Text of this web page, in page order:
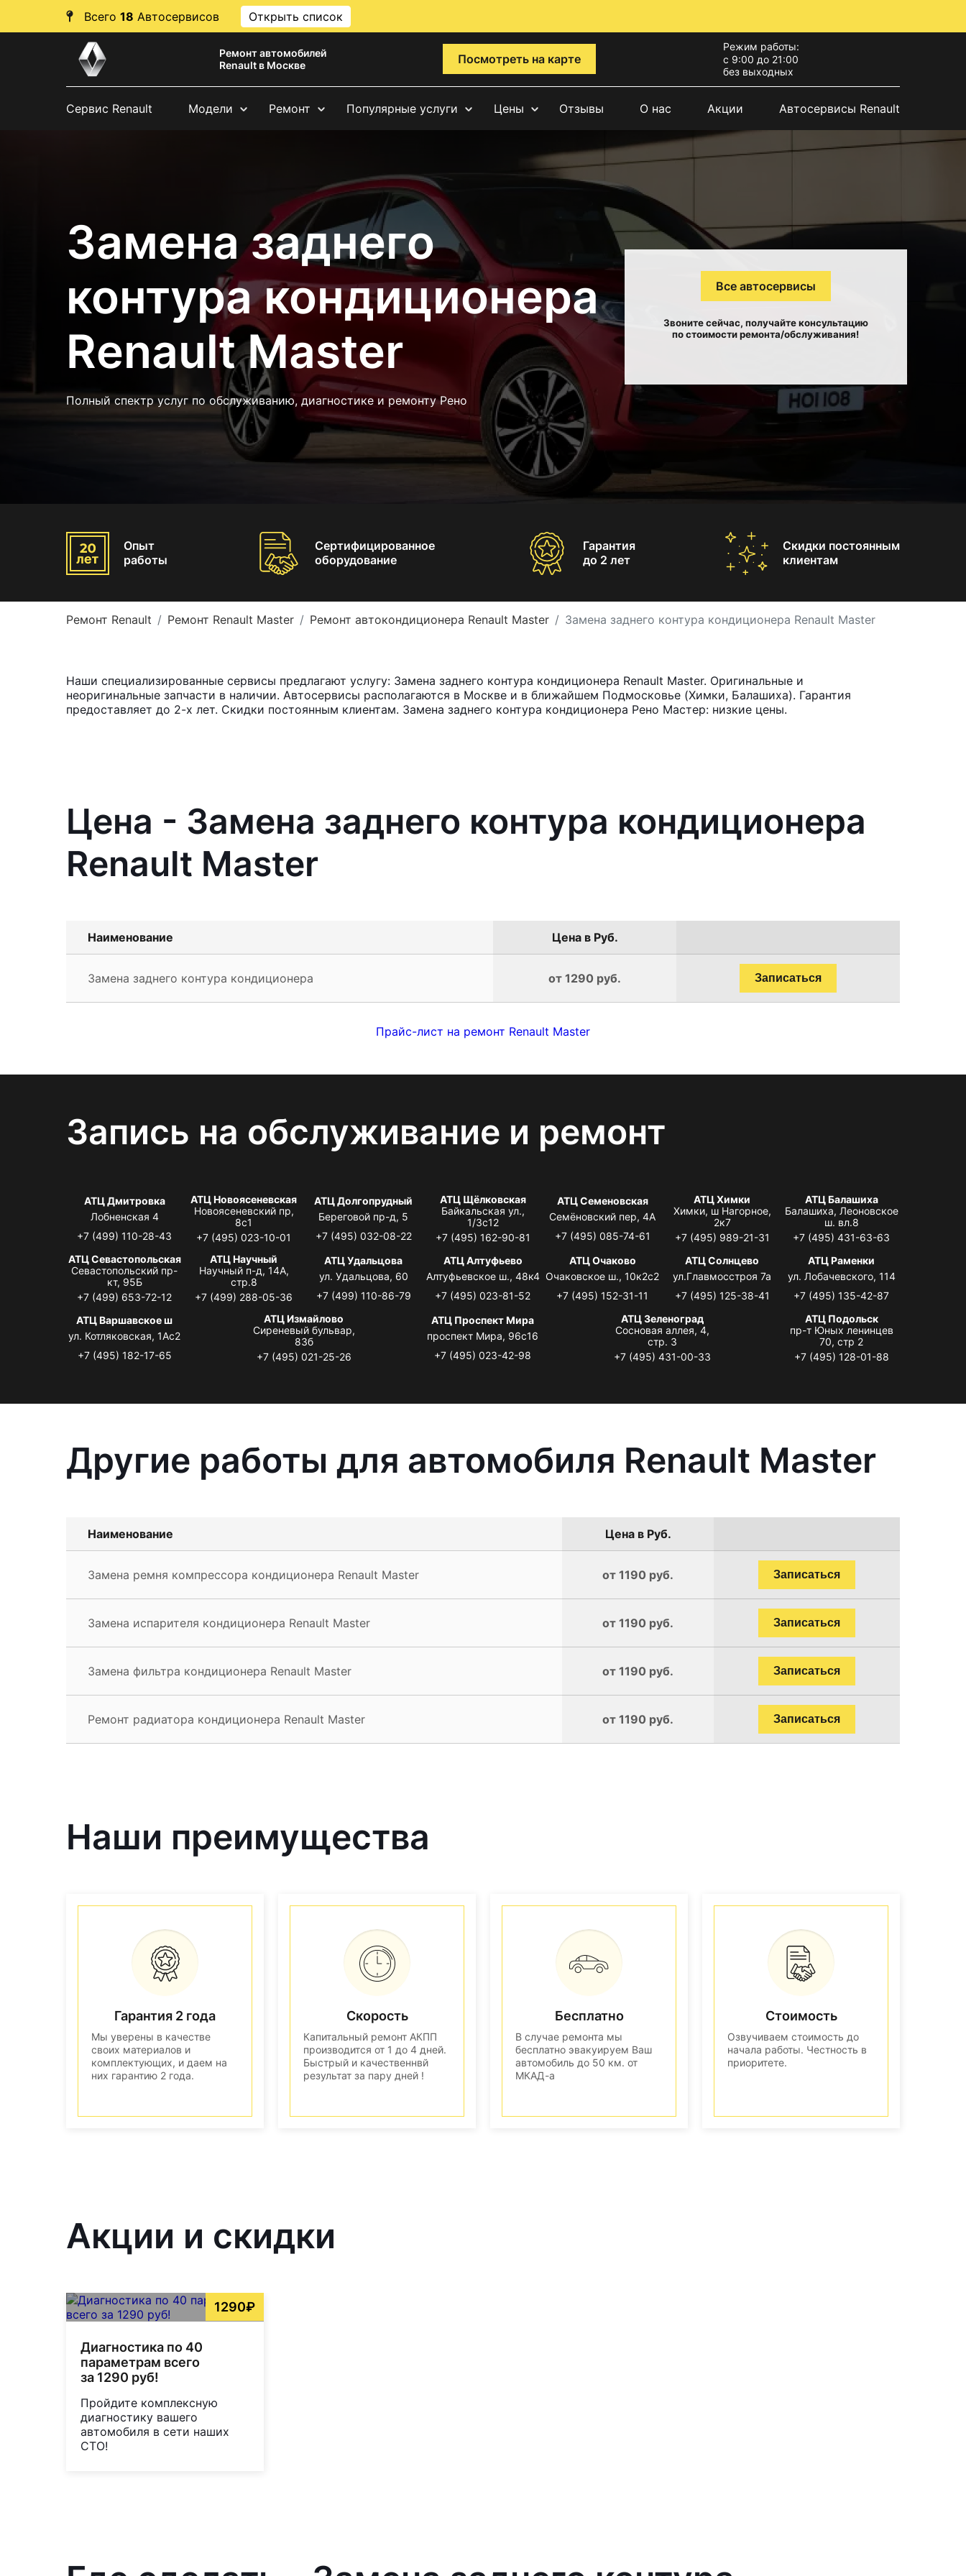
Всего 18 Автосервисов Открыть список
Ремонт автомобилей
Renault в Москве
Посмотреть на карте
Режим работы:
с 9:00 до 21:00
без выходных
Сервис Renault Модели Ремонт Популярные услуги Цены Отзывы О нас Акции Автосервисы Renault
Замена заднего
контура кондиционера
Renault Master
Полный спектр услуг по обслуживанию, диагностике и ремонту Рено
Все автосервисы
Звоните сейчас, получайте консультацию
по стоимости ремонта/обслуживания!
Опыт
работы
Сертифицированное
оборудование
Гарантия
до 2 лет
Скидки постоянным
клиентам
Ремонт Renault Ремонт Renault Master Ремонт автокондиционера Renault Master Замена заднего контура кондиционера Renault Master
Наши специализированные сервисы предлагают услугу: Замена заднего контура кондиционера Renault Master. Оригинальные и
неоригинальные запчасти в наличии. Автосервисы располагаются в Москве и в ближайшем Подмосковье (Химки, Балашиха). Гарантия
предоставляет до 2-х лет. Скидки постоянным клиентам. Замена заднего контура кондиционера Рено Мастер: низкие цены.
Цена - Замена заднего контура кондиционера
Renault Master
Наименование Цена в Руб.
Замена заднего контура кондиционера от 1290 руб. Записаться
Прайс-лист на ремонт Renault Master
Запись на обслуживание и ремонт
АТЦ Дмитровка
Лобненская 4
+7 (499) 110-28-43
АТЦ Новоясеневская
Новоясеневский пр,
8с1
+7 (495) 023-10-01
АТЦ Долгопрудный
Береговой пр-д, 5
+7 (495) 032-08-22
АТЦ Щёлковская
Байкальская ул.,
1/3с12
+7 (495) 162-90-81
АТЦ Семеновская
Семёновский пер, 4А
+7 (495) 085-74-61
АТЦ Химки
Химки, ш Нагорное,
2к7
+7 (495) 989-21-31
АТЦ Балашиха
Балашиха, Леоновское
ш. вл.8
+7 (495) 431-63-63
АТЦ Севастопольская
Севастопольский пр-
кт, 95Б
+7 (499) 653-72-12
АТЦ Научный
Научный п-д, 14А,
стр.8
+7 (499) 288-05-36
АТЦ Удальцова
ул. Удальцова, 60
+7 (499) 110-86-79
АТЦ Алтуфьево
Алтуфьевское ш., 48к4
+7 (495) 023-81-52
АТЦ Очаково
Очаковское ш., 10к2с2
+7 (495) 152-31-11
АТЦ Солнцево
ул.Главмосстроя 7а
+7 (495) 125-38-41
АТЦ Раменки
ул. Лобачевского, 114
+7 (495) 135-42-87
АТЦ Варшавское ш
ул. Котляковская, 1Ас2
+7 (495) 182-17-65
АТЦ Измайлово
Сиреневый бульвар,
83б
+7 (495) 021-25-26
АТЦ Проспект Мира
проспект Мира, 96с16
+7 (495) 023-42-98
АТЦ Зеленоград
Сосновая аллея, 4,
стр. 3
+7 (495) 431-00-33
АТЦ Подольск
пр-т Юных ленинцев
70, стр 2
+7 (495) 128-01-88
Другие работы для автомобиля Renault Master
Наименование Цена в Руб.
Замена ремня компрессора кондиционера Renault Master от 1190 руб. Записаться
Замена испарителя кондиционера Renault Master от 1190 руб. Записаться
Замена фильтра кондиционера Renault Master от 1190 руб. Записаться
Ремонт радиатора кондиционера Renault Master от 1190 руб. Записаться
Наши преимущества
Гарантия 2 года
Мы уверены в качестве
своих материалов и
комплектующих, и даем на
них гарантию 2 года.
Скорость
Капитальный ремонт АКПП
производится от 1 до 4 дней.
Быстрый и качественнвй
результат за пару дней !
Бесплатно
В случае ремонта мы
бесплатно эвакуируем Ваш
автомобиль до 50 км. от
МКАД-а
Стоимость
Озвучиваем стоимость до
начала работы. Честность в
приоритете.
Акции и скидки
1290₽
Диагностика по 40
параметрам всего
за 1290 руб!
Пройдите комплексную
диагностику вашего
автомобиля в сети наших
СТО!